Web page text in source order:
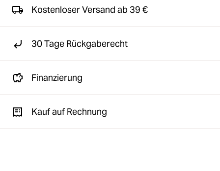
Kostenloser Versand ab 39 €
30 Tage Rückgaberecht
Finanzierung
Kauf auf Rechnung